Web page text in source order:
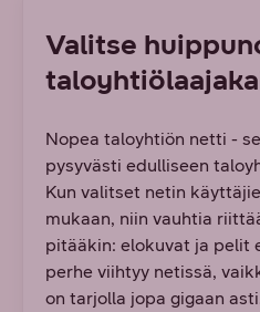
Valitse
Nopea taloyhtiön netti -
pysyvästi edulliseen
Kun valitset netin
mukaan, niin vauhtia
pitääkin: elokuvat ja pelit
perhe viihtyy netissä,
on tarjolla jopa gigaan